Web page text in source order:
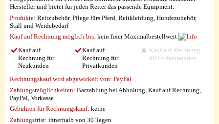
Hersteller und bietet für jeden Reiter das passende Equipment.
Produkte: Reitzubehör, Pflege fürs Pferd, Reitkleidung, Hundezubehör,
Stall und Weidebedarf
Kauf auf Rechnung möglich bis: kein fixer Maximalbestellwert
Kauf auf
Rechnung für
Neukunden
Kauf auf
Rechnung für
Privatkunden
Kauf auf Rechnung
für Firmenkunden
Rechnungskauf wird abgewickelt von: PayPal
Zahlungsmöglichkeiten: Barzahlung bei Abholung, Kauf auf Rechnung,
PayPal, Vorkasse
Gebühren für Rechnungskauf: keine
Zahlungsfrist: innerhalb von 30 Tagen